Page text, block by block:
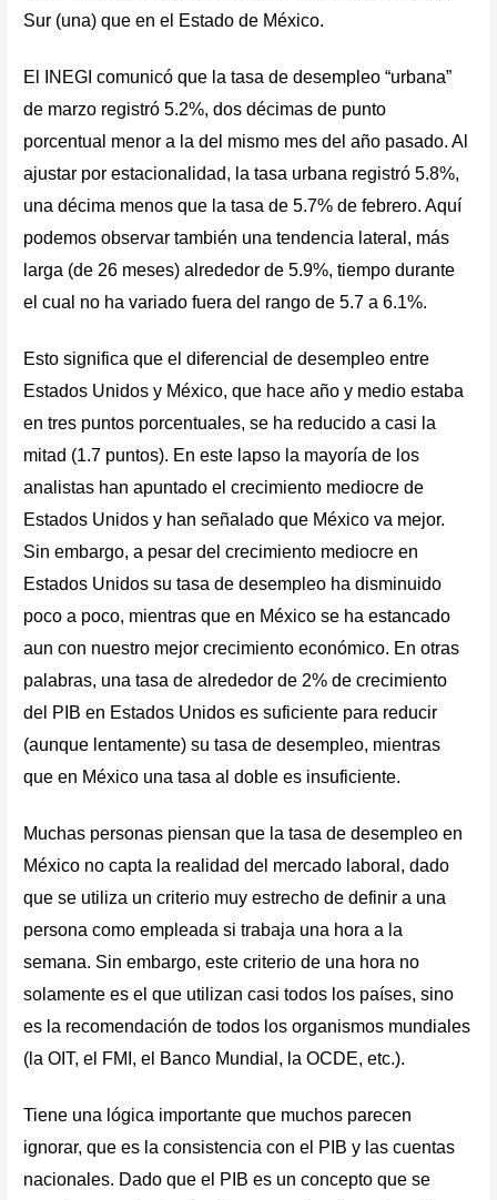
Sur (una) que en el Estado de México.
El INEGI comunicó que la tasa de desempleo “urbana”
de marzo registró 5.2%, dos décimas de punto
porcentual menor a la del mismo mes del año pasado. Al
ajustar por estacionalidad, la tasa urbana registró 5.8%,
una décima menos que la tasa de 5.7% de febrero. Aquí
podemos observar también una tendencia lateral, más
larga (de 26 meses) alrededor de 5.9%, tiempo durante
el cual no ha variado fuera del rango de 5.7 a 6.1%.
Esto significa que el diferencial de desempleo entre
Estados Unidos y México, que hace año y medio estaba
en tres puntos porcentuales, se ha reducido a casi la
mitad (1.7 puntos). En este lapso la mayoría de los
analistas han apuntado el crecimiento mediocre de
Estados Unidos y han señalado que México va mejor.
Sin embargo, a pesar del crecimiento mediocre en
Estados Unidos su tasa de desempleo ha disminuido
poco a poco, mientras que en México se ha estancado
aun con nuestro mejor crecimiento económico. En otras
palabras, una tasa de alrededor de 2% de crecimiento
del PIB en Estados Unidos es suficiente para reducir
(aunque lentamente) su tasa de desempleo, mientras
que en México una tasa al doble es insuficiente.
Muchas personas piensan que la tasa de desempleo en
México no capta la realidad del mercado laboral, dado
que se utiliza un criterio muy estrecho de definir a una
persona como empleada si trabaja una hora a la
semana. Sin embargo, este criterio de una hora no
solamente es el que utilizan casi todos los países, sino
es la recomendación de todos los organismos mundiales
(la OIT, el FMI, el Banco Mundial, la OCDE, etc.).
Tiene una lógica importante que muchos parecen
ignorar, que es la consistencia con el PIB y las cuentas
nacionales. Dado que el PIB es un concepto que se